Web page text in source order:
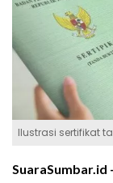
Ilustrasi sertifikat
SuaraSumbar.id -